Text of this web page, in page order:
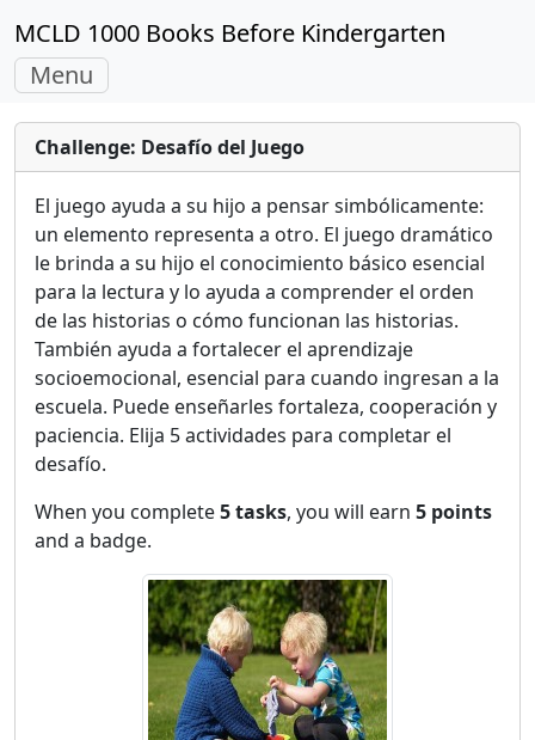
MCLD 1000 Books Before Kindergarten
Toggle
navigation
Menu
Challenge: Desafío del Juego
El juego ayuda a su hijo a pensar simbólicamente:
un elemento representa a otro. El juego dramático
le brinda a su hijo el conocimiento básico esencial
para la lectura y lo ayuda a comprender el orden
de las historias o cómo funcionan las historias.
También ayuda a fortalecer el aprendizaje
socioemocional, esencial para cuando ingresan a la
escuela. Puede enseñarles fortaleza, cooperación y
paciencia. Elija 5 actividades para completar el
desafío.
When you complete5 tasks, you will earn 5 points
and a badge.